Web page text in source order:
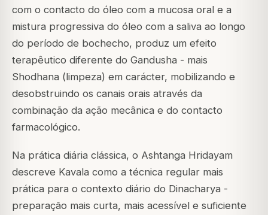
com o contacto do óleo com a mucosa oral e a
mistura progressiva do óleo com a saliva ao longo
do período de bochecho, produz um efeito
terapêutico diferente do Gandusha - mais
Shodhana (limpeza) em carácter, mobilizando e
desobstruindo os canais orais através da
combinação da ação mecânica e do contacto
farmacológico.
Na prática diária clássica, o Ashtanga Hridayam
descreve Kavala como a técnica regular mais
prática para o contexto diário do Dinacharya -
preparação mais curta, mais acessível e suficiente